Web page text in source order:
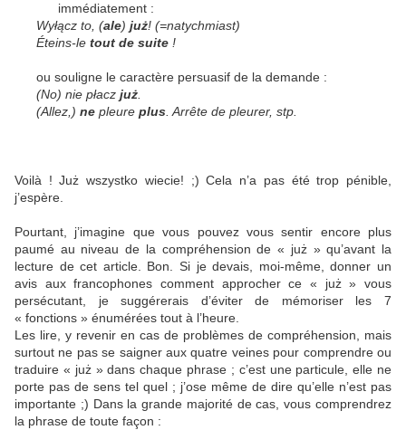
immédiatement :
Wyłącz to, (ale) już! (=natychmiast)
Éteins-le tout de suite !
ou souligne le caractère persuasif de la demande :
(No) nie płacz już
(Allez,) ne pleure plus . Arrête de pleurer, stp.
Voilà !Już wszystko wiecie! ;) Cela n’a pas été trop pénible,
j’espère.
Pourtant, j’imagine que vous pouvez vous sentir encore plus
paumé au niveau de la compréhension de « już » qu’avant la
lecture de cet article. Bon. Si je devais, moi-même, donner un
avis aux francophones comment approcher ce « już» vous
persécutant, je suggérerais d’éviter de mémoriser les 7
« fonctions » énumérées tout à l’heure.
Les lire, y revenir en cas de problèmes de compréhension, mais
surtout ne pas se saigner aux quatre veines pour comprendre ou
traduire « już» dans chaque phrase ; c’est une particule, elle ne
porte pas de sens tel quel ; j’ose même de dire qu’elle n’est pas
importante ;) Dans la grande majorité de cas, vous comprendrez
la phrase de toute façon :